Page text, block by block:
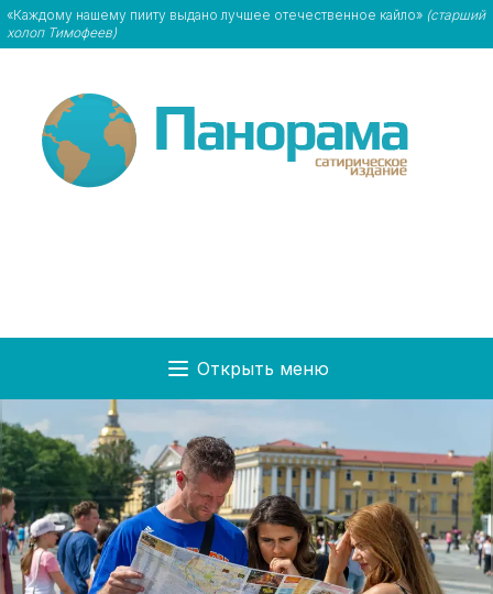
«Каждому нашему пииту выдано лучшее отечественное кайло» (старший
холоп Тимофеев)
Открыть меню